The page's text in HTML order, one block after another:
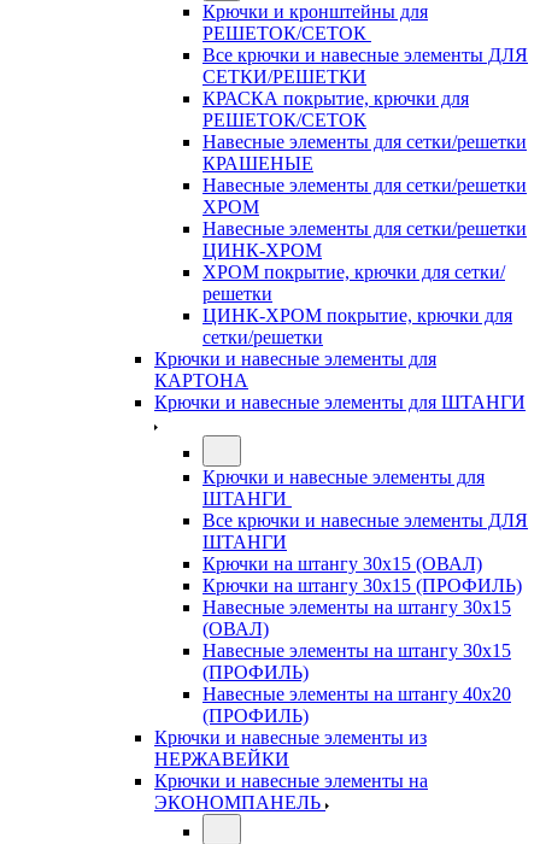
Крючки и кронштейны для
РЕШЕТОК/СЕТОК
Все крючки и навесные элементы ДЛЯ
СЕТКИ/РЕШЕТКИ
КРАСКА покрытие, крючки для
РЕШЕТОК/СЕТОК
Навесные элементы для сетки/решетки
КРАШЕНЫЕ
Навесные элементы для сетки/решетки
ХРОМ
Навесные элементы для сетки/решетки
ЦИНК-ХРОМ
ХРОМ покрытие, крючки для сетки/
решетки
ЦИНК-ХРОМ покрытие, крючки для
сетки/решетки
Крючки и навесные элементы для
КАРТОНА
Крючки и навесные элементы для ШТАНГИ
Крючки и навесные элементы для
ШТАНГИ
Все крючки и навесные элементы ДЛЯ
ШТАНГИ
Крючки на штангу 30х15 (ОВАЛ)
Крючки на штангу 30х15 (ПРОФИЛЬ)
Навесные элементы на штангу 30х15
(ОВАЛ)
Навесные элементы на штангу 30х15
(ПРОФИЛЬ)
Навесные элементы на штангу 40х20
(ПРОФИЛЬ)
Крючки и навесные элементы из
НЕРЖАВЕЙКИ
Крючки и навесные элементы на
ЭКОНОМПАНЕЛЬ